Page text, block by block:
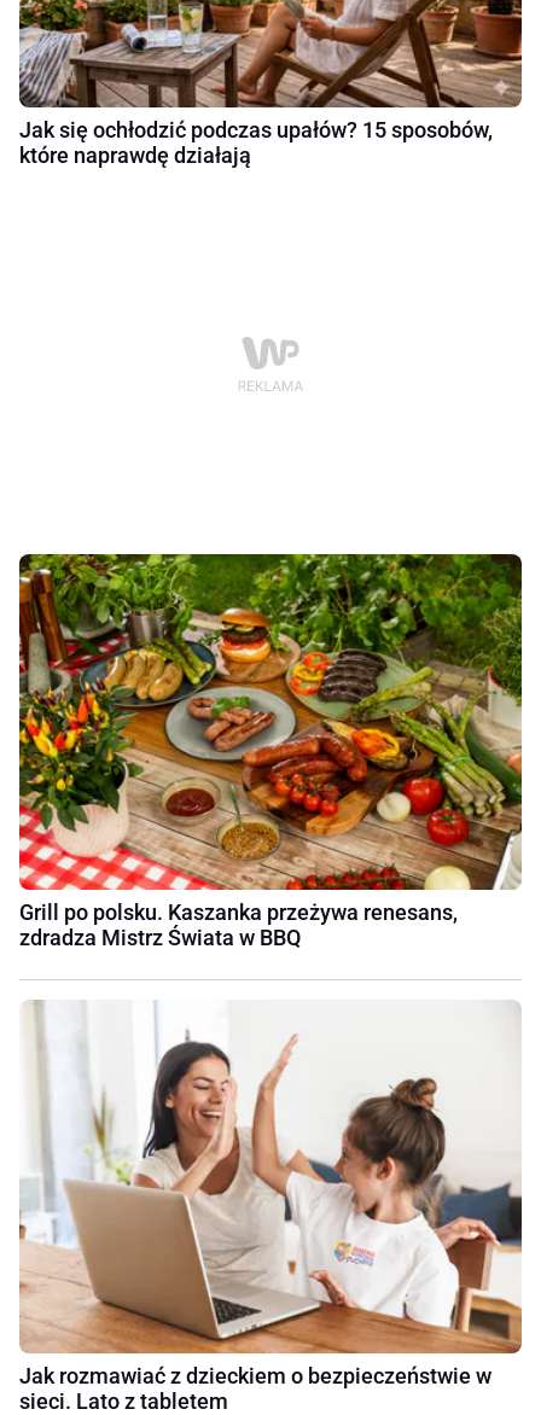
Jak się ochłodzić podczas upałów? 15 sposobów,
które naprawdę działają
Grill po polsku. Kaszanka przeżywa renesans,
zdradza Mistrz Świata w BBQ
Jak rozmawiać z dzieckiem o bezpieczeństwie w
sieci. Lato z tabletem